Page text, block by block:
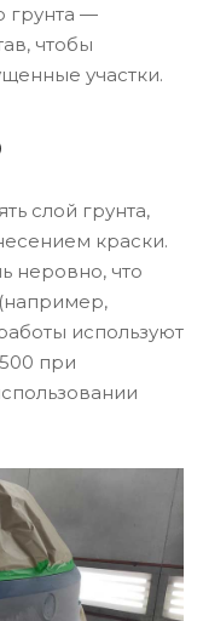
грунта —
чтобы
участки.
слой грунта,
краски.
неровно, что
используют
при